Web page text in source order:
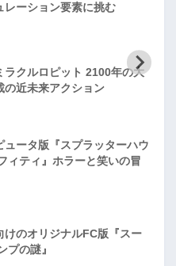
レーション要素に挑む
ラクルロピット 2100年の大
の近未来アクション
ュータ版『スプラッターハウ
ィティ』ホラーと笑いの冒
けのオリジナルFC版『スー
プの謎』